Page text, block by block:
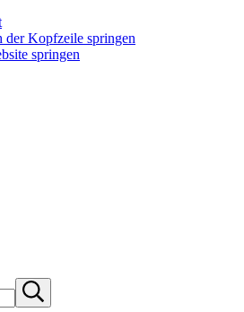
der Kopfzeile springen
springen
Suche
starten